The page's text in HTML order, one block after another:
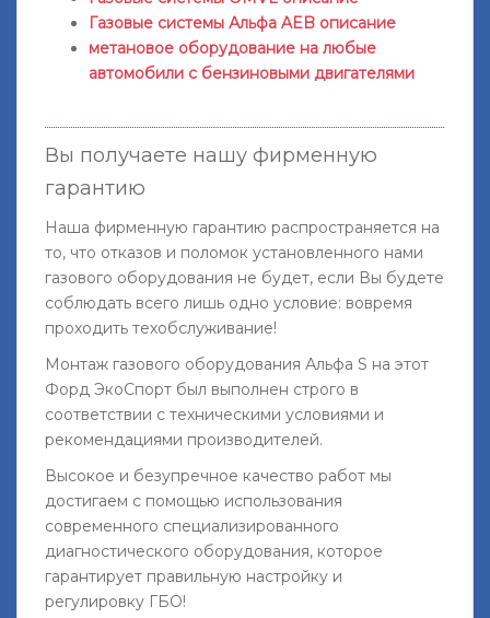
Газовые системы Альфа AEB описание
метановое оборудование на любые
автомобили с бензиновыми двигателями
Вы получаете нашу фирменную
гарантию
Наша фирменную гарантию распространяется на
то, что отказов и поломок установленного нами
газового оборудования не будет, если Вы будете
соблюдать всего лишь одно условие: вовремя
проходить техобслуживание!
Монтаж газового оборудования Альфа S на этот
Форд ЭкоСпорт был выполнен строго в
соответствии с техническими условиями и
рекомендациями производителей.
Высокое и безупречное качество работ мы
достигаем с помощью использования
современного специализированного
диагностического оборудования, которое
гарантирует правильную настройку и
регулировку ГБО!